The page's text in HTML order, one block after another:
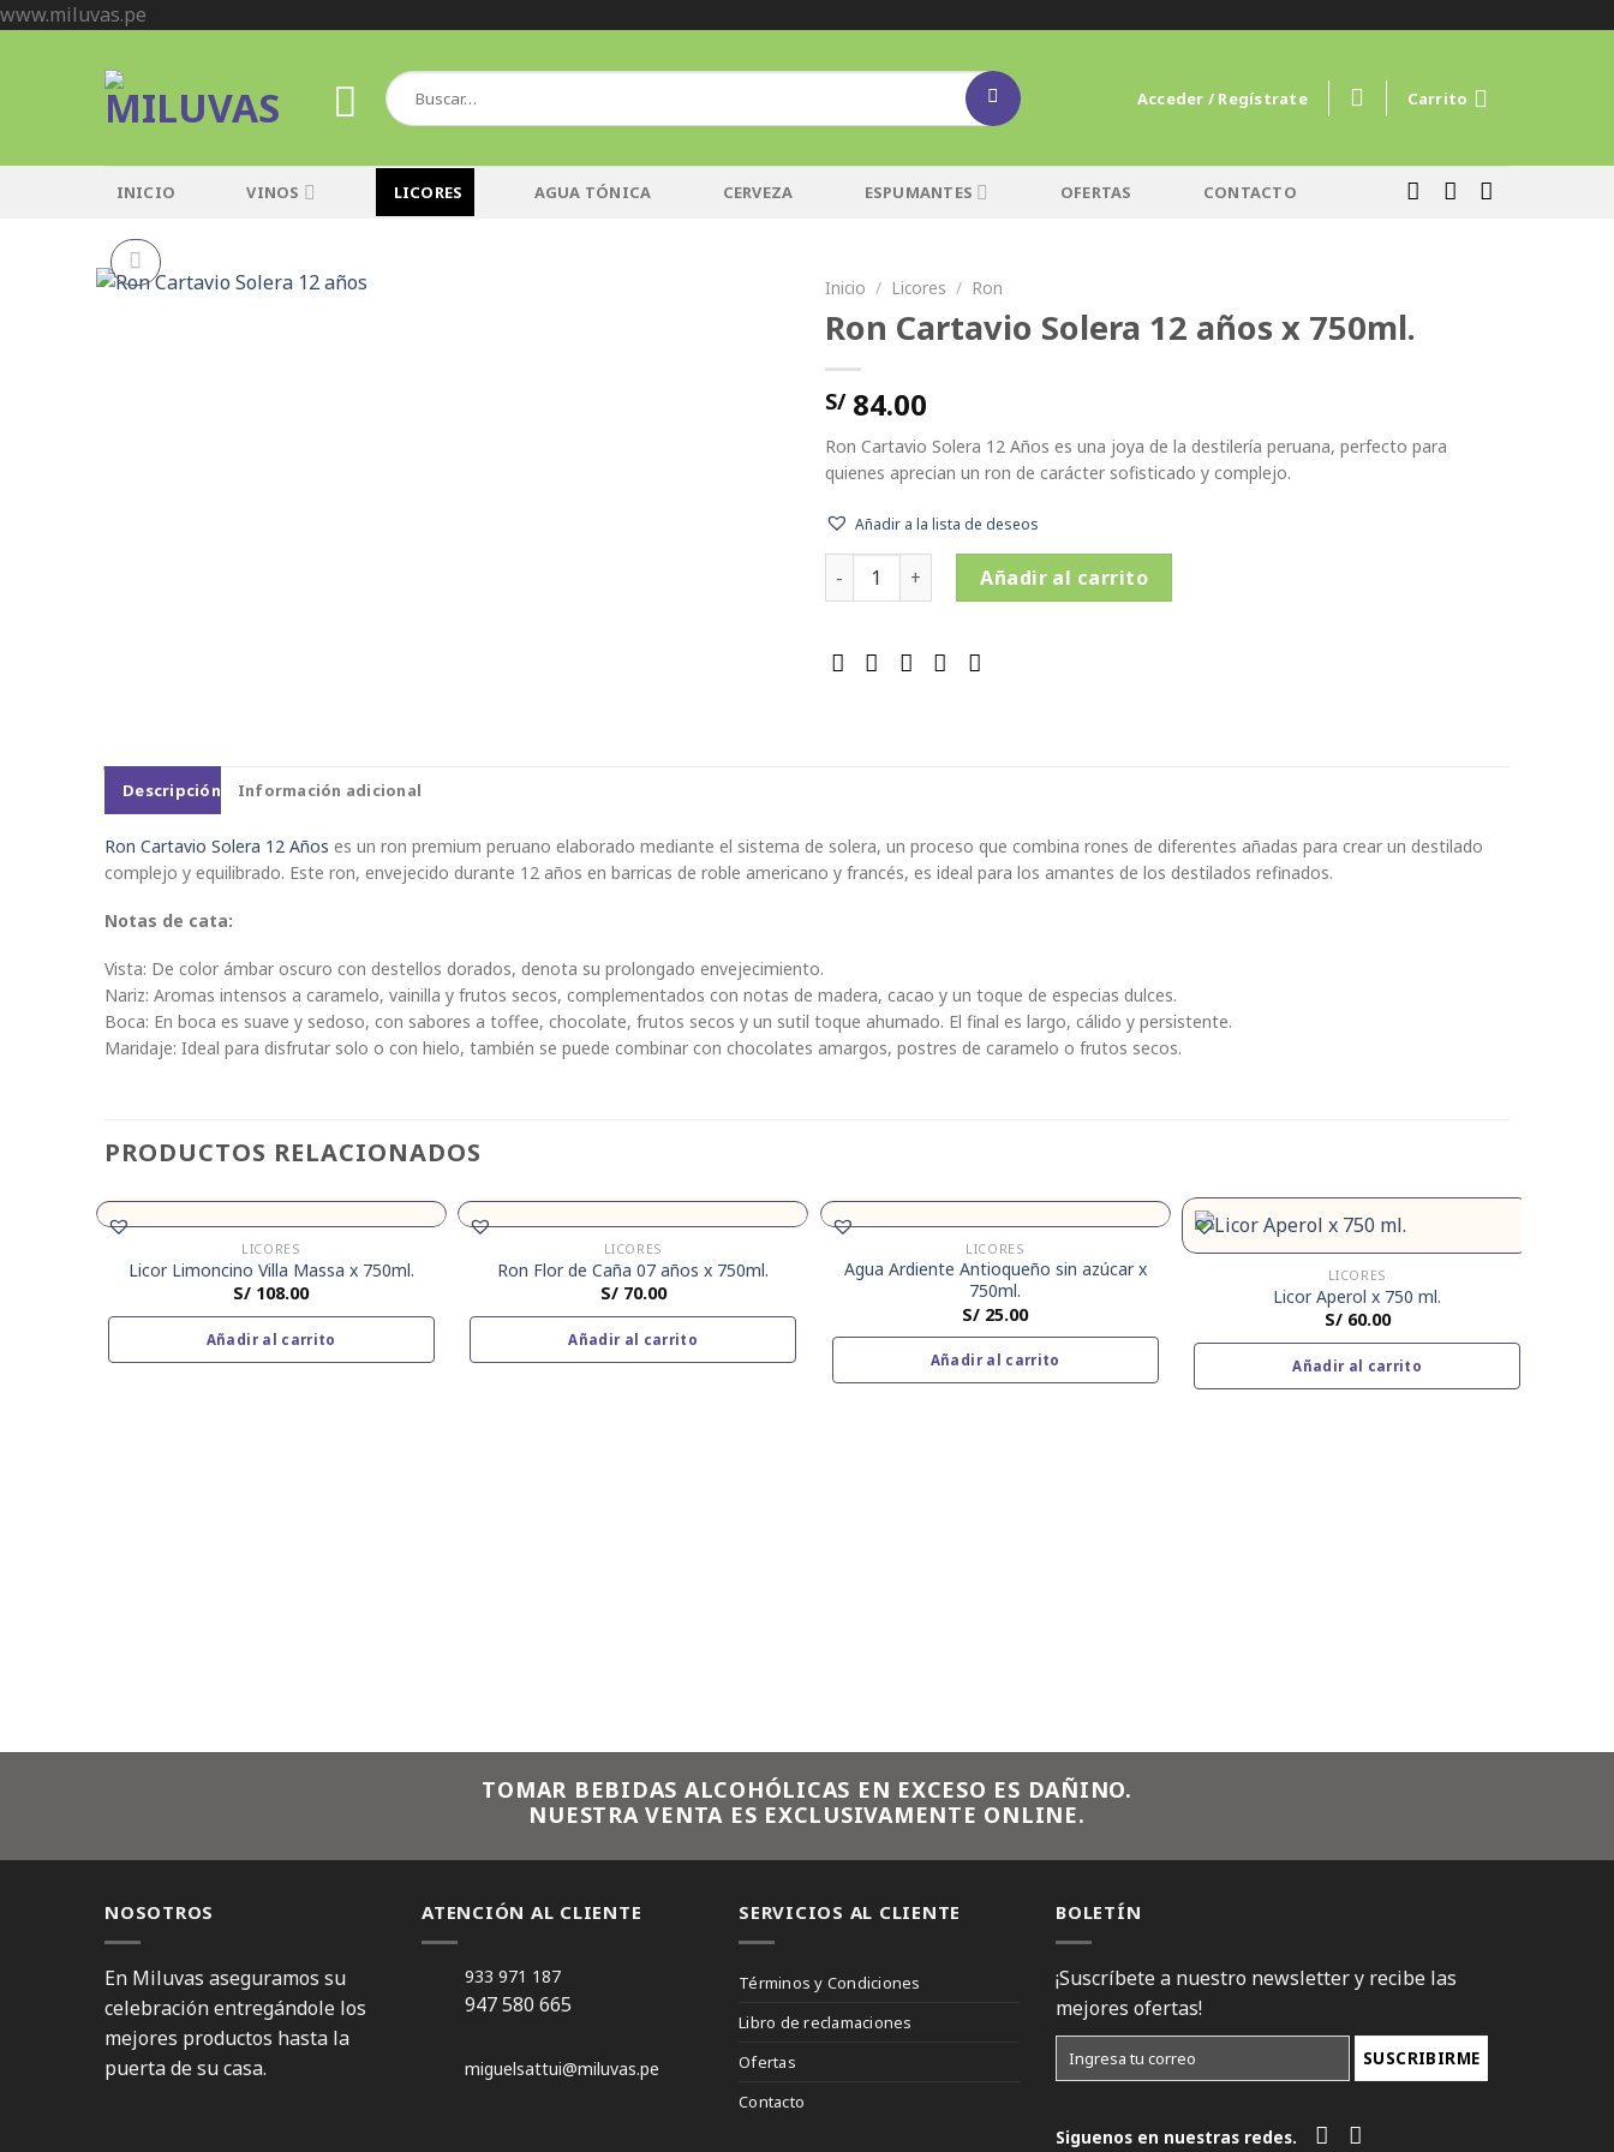
www.miluvas.pe
Buscar
por:
Acceder / Regístrate Carrito
INICIO VINOS LICORES AGUA TÓNICA CERVEZA ESPUMANTES OFERTAS CONTACTO
Inicio / Licores / Ron
Ron Cartavio Solera 12 años x 750ml.
S/84.00
Ron Cartavio Solera 12 Años es una joya de la destilería peruana, perfecto para
quienes aprecian un ron de carácter sofisticado y complejo.
Añadir a la lista de deseos
Ron Cartavio Solera 12 años x 750ml. cantidad
Añadir al carrito
Descripción Información adicional
Ron Cartavio Solera 12 Años es un ron premium peruano elaborado mediante el sistema de solera, un proceso que combina rones de diferentes añadas para crear un destilado
complejo y equilibrado. Este ron, envejecido durante 12 años en barricas de roble americano y francés, es ideal para los amantes de los destilados refinados.
Notas de cata:
Vista: De color ámbar oscuro con destellos dorados, denota su prolongado envejecimiento.
Nariz: Aromas intensos a caramelo, vainilla y frutos secos, complementados con notas de madera, cacao y un toque de especias dulces.
Boca: En boca es suave y sedoso, con sabores a toffee, chocolate, frutos secos y un sutil toque ahumado. El final es largo, cálido y persistente.
Maridaje: Ideal para disfrutar solo o con hielo, también se puede combinar con chocolates amargos, postres de caramelo o frutos secos.
PRODUCTOS RELACIONADOS
LICORES
Licor Limoncino Villa Massa x 750ml.
S/ 108.00
Añadir al carrito
LICORES
Ron Flor de Caña 07 años x 750ml.
S/70.00
Añadir al carrito
LICORES
Agua Ardiente Antioqueño sin azúcar x
750ml.
S/ 25.00
Añadir al carrito
LICORES
Licor Aperol x 750 ml.
S/60.00
Añadir al carrito
TOMAR BEBIDAS ALCOHÓLICAS EN EXCESO ES DAÑINO.
NUESTRA VENTA ES EXCLUSIVAMENTE ONLINE.
NOSOTROS
En Miluvas aseguramos su
celebración entregándole los
mejores productos hasta la
puerta de su casa.
ATENCIÓN AL CLIENTE
933 971 187
947 580 665
miguelsattui@miluvas.pe
SERVICIOS AL CLIENTE
Términos y Condiciones
Libro de reclamaciones
Ofertas
Contacto
BOLETÍN
¡Suscríbete a nuestro newsletter y recibe las
mejores ofertas!
Siguenos en nuestras redes.